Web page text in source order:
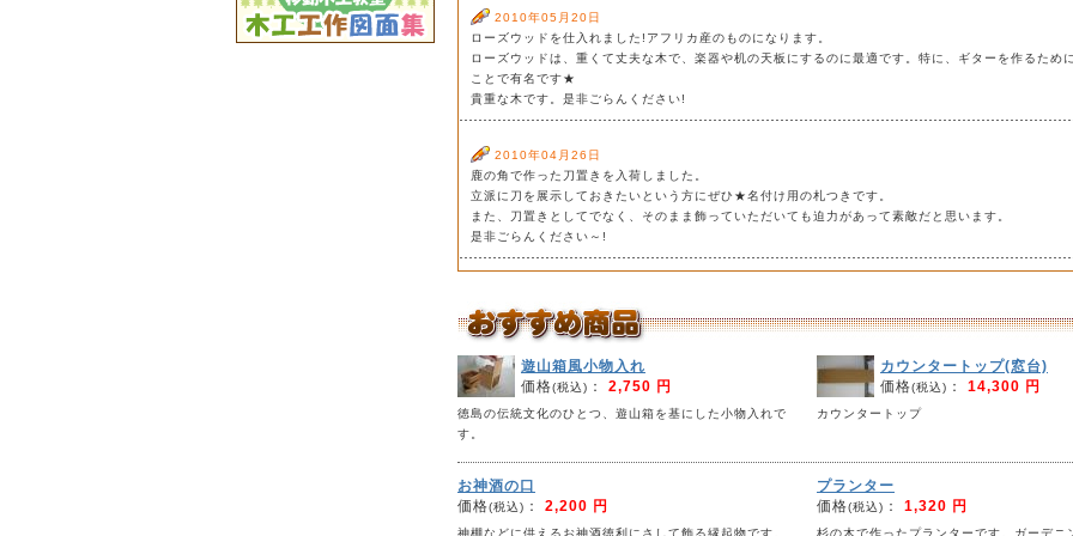
2010年05月20日
ローズウッドを仕入れました!アフリカ産のものになります。
ローズウッドは、重くて丈夫な木で、楽器や机の天板にするのに最適です。特に、ギターを作るため
ことで有名です★
貴重な木です。是非ごらんください!
2010年04月26日
鹿の角で作った刀置きを入荷しました。
立派に刀を展示しておきたいという方にぜひ★名付け用の札つきです。
また、刀置きとしてでなく、そのまま飾っていただいても迫力があって素敵だと思います。
是非ごらんください～!
遊山箱風小物入れ
価格(税込) ： 2,750 円
徳島の伝統文化のひとつ、遊山箱を基にした小物入れで
す。
カウンタートップ(窓台)
価格(税込) ： 14,300 円
カウンタートップ
お神酒の口
価格
(税込)： 2,200 円
神棚などに供えるお神酒徳利にさして飾る縁起
プランター
価格(税込) ： 1,320 円
杉の木で作ったプランターです。ガーデニ